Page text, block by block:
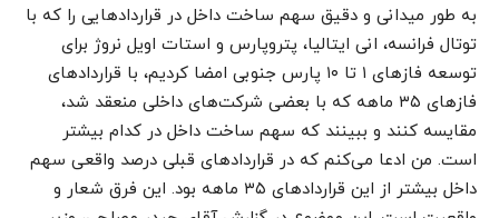
به طور میدانی و دقیق سهم ساخت داخل در قراردادهایی را که با
توتال فرانسه، انی ایتالیا، پتروپارس و استات اویل نروژ برای
توسعه فازهای ۱ تا ۱۰ پارس جنوبی امضا کردیم، با قراردادهای
فازهای ۳۵ ماهه که با بعضی شرکت‌های داخلی منعقد شد،
مقایسه کنند و ببینند که سهم ساخت داخل در کدام بیشتر
است. من ادعا می‌کنم که در قراردادهای قبلی درصد واقعی سهم
داخل بیشتر از این قراردادهای ۳۵ ماهه بود. این فرق شعار و